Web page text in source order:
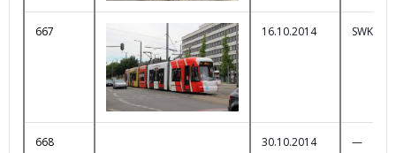
667 16.10.2014 SWK App
668 30.10.2014 —